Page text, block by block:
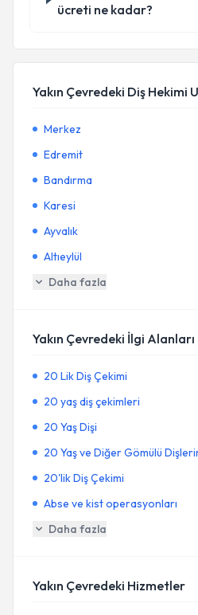
ücreti ne kadar?
Yakın Çevredeki Diş Hekimi
Merkez
Edremit
Bandırma
Karesi
Ayvalık
Altıeylül
Daha fazla
Yakın Çevredeki İlgi Alanları
20 Lik Diş Çekimi
20 yaş diş çekimleri
20 Yaş Dişi
20 Yaş ve Diğer Gömülü
20'lik Diş Çekimi
Abse ve kist operasyonları
Daha fazla
Yakın Çevredeki Hizmetler